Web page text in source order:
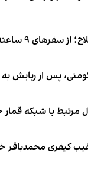
خوابیدن زیر آسمان قاهره
پس از ربایش
مرتبط با شبکه
کیفری محمدباقر